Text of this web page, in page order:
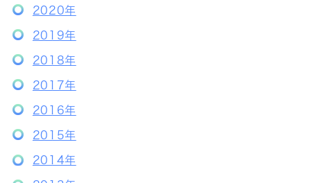
2020年
2019年
2018年
2017年
2016年
2015年
2014年